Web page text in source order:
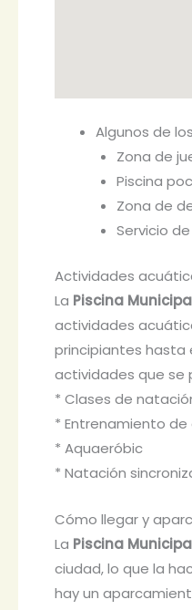
Algunos de
Zona de
Piscina
Zona de
Servicio
Actividades
La Piscina
actividades
principiantes hasta
actividades que se
* Clases de
* Entrenamiento
* Aquaeróbic
* Natación
Cómo llegar y
La Piscina
ciudad, lo que la
hay un